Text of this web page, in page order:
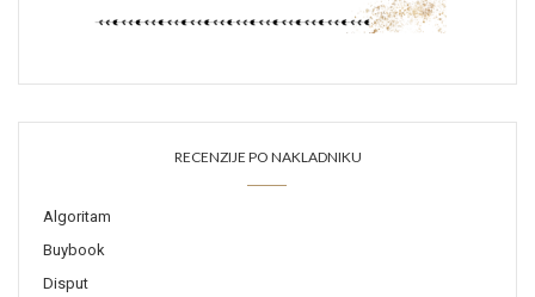
RECENZIJE PO NAKLADNIKU
Algoritam
Buybook
Disput